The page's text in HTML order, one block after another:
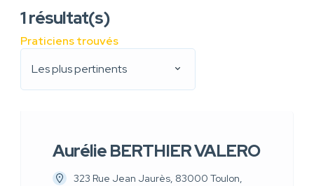
1résultat(s)
Praticiens trouvés
Les plus pertinents
Aurélie BERTHIER VALERO
323 Rue Jean Jaurès, 83000 Toulon,